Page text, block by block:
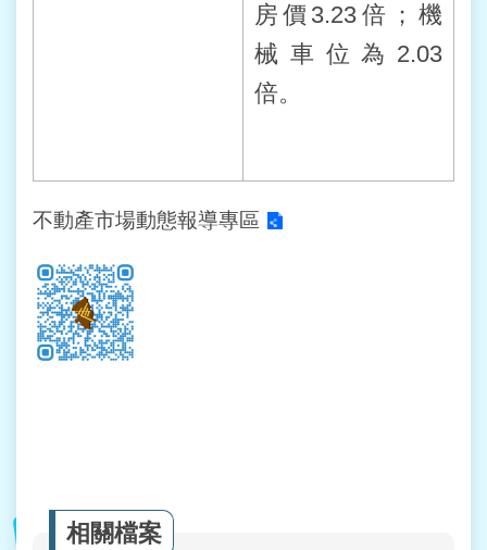
房價3.23倍；機
械車位為2.03
倍。
不動產市場動態報導專區
相關檔案